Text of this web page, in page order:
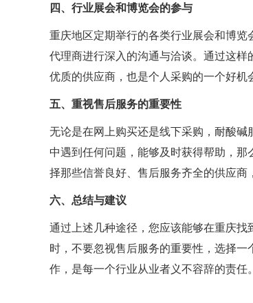
四、行业展会和博览会的参与
重庆地区定期举行的各类行业展会和博
代理商进行深入的沟通与洽谈。通过这
优质的供应商，也是个人采购的一个好机
五、重视售后服务的重要性
无论是在网上购买还是线下采购，耐酸
中遇到任何问题，能够及时获得帮助，
择那些信誉良好、售后服务齐全的供应商
六、总结与建议
通过上述几种途径，您应该能够在重庆
时，不要忽视售后服务的重要性，选择
作，是每一个行业从业者义不容辞的责任